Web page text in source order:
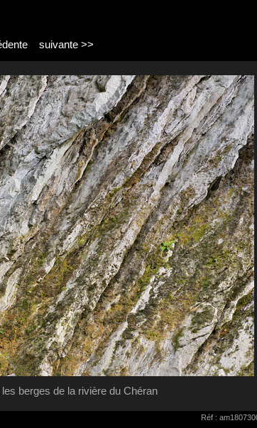
suivante >>
berges de la rivière du Chéran
Réf :